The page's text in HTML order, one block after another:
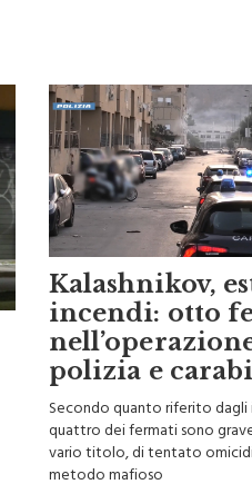
Kalashnikov,
incendi: otto
polizia e
Secondo quanto riferito
quattro dei fermati sono
vario titolo, di tentato
metodo mafioso